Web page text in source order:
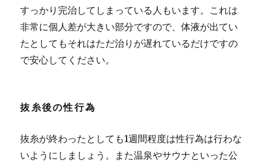
すっかり完治してしまっている人もいます。 これは
非常に個人差が大きい部分ですので、体液が出てい
たとしてもそれはただ治りが遅れているだけですの
で安心してください。
抜糸後の性行為
抜糸が終わったとしても1週間程度は性行為は行わな
いようにしましょう。また温泉やサウナといった公